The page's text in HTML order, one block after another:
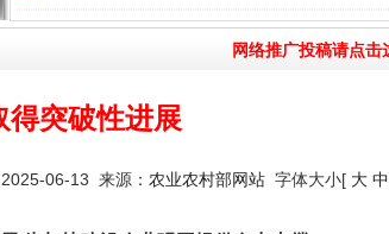
网络推广投稿请点击
得突破性进展
06-13 来源： 农业农村部网站 字体大小[ 大 中